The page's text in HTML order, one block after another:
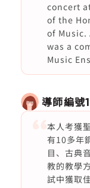
concert
of the
of Music.
was a
Music
導師編號
本人考獲
有10多年
目、古典
教的教學
試中獲取